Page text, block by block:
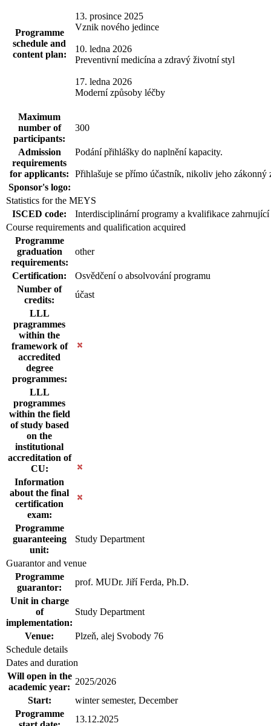
Programme
schedule and
content plan:
13. prosince 2025
Vznik nového jedince
10. ledna 2026
Preventivní medicína a zdravý životní styl
17. ledna 2026
Moderní způsoby léčby
Maximum
number of
participants:
300
Admission
requirements
for applicants:
Podání přihlášky do naplnění kapacity.
Přihlašuje se přímo účastník, nikoliv jeho zákonný
Sponsor's logo:
Statistics for the MEYS
ISCED code:
Interdisciplinární programy a kvalifikace
Course requirements and qualification acquired
Programme
graduation
requirements:
other
Certification:
Osvědčení o absolvování programu
Number of
credits:
účast
LLL
pragrammes
within the
framework of
accredited
degree
programmes:
LLL
programmes
within the field
of study based
on the
institutional
accreditation of
CU:
Information
about the final
certification
exam:
Programme
guaranteeing
unit:
Study Department
Guarantor and venue
Programme
guarantor:
prof. MUDr. Jiří Ferda, Ph.D.
Unit in charge
of
implementation:
Study Department
Venue:
Plzeň, alej Svobody 76
Schedule details
Dates and duration
Will open in the
academic year:
2025/2026
Start:
winter semester, December
Programme
13.12.2025